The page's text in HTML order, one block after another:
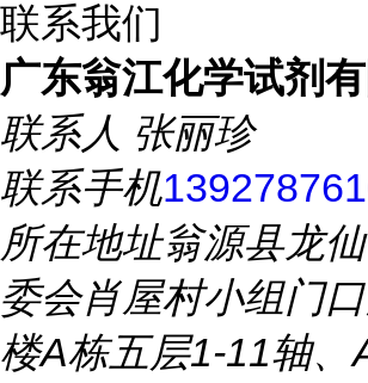
联系我们
广东翁江化学试剂
联系人 张丽珍
联系手机
所在地址翁源县龙
委会肖屋村小组门
楼A栋五层1-11轴、